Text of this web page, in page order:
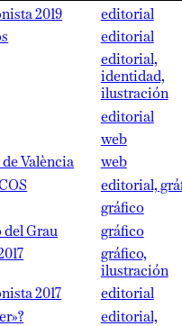
2019
editorial
editorial
editorial,
identidad,
ilustración
editorial
web
València
web
editorial,
gráfico
del Grau
gráfico
gráfico,
ilustración
2017
editorial
editorial,